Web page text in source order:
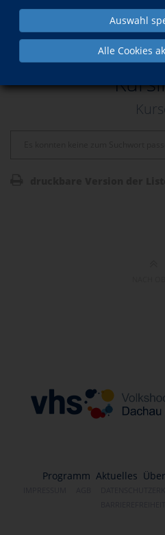
Auswahl
Alle Cookies
Wochenübersicht
Programm Aktuelles